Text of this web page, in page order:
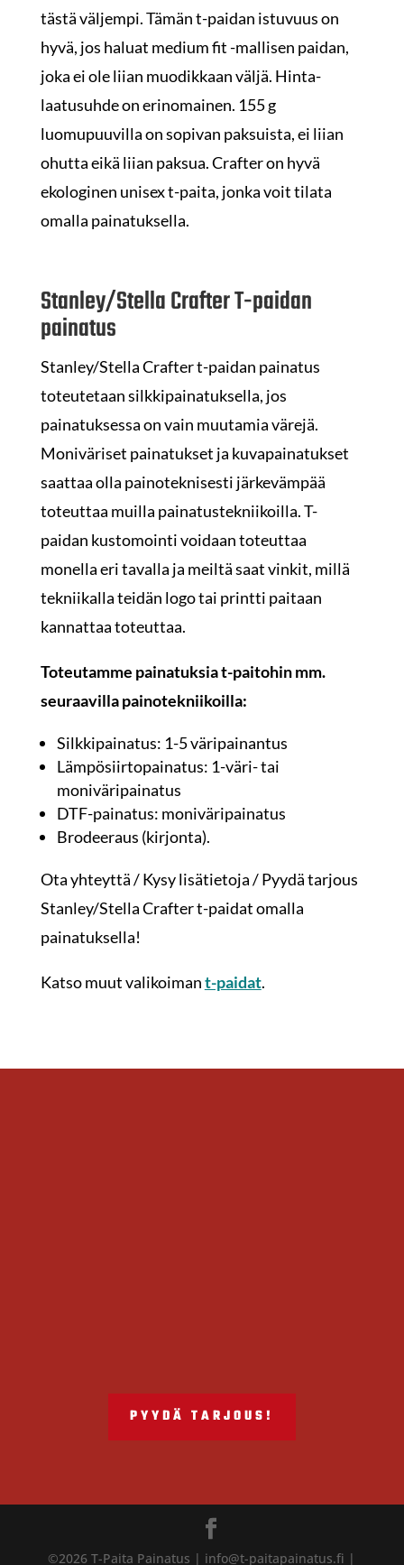
tästä väljempi. Tämän t-paidan istuvuus on
hyvä, jos haluat medium fit -mallisen paidan,
joka ei ole liian muodikkaan väljä. Hinta-
laatusuhde on erinomainen. 155 g
luomupuuvilla on sopivan paksuista, ei liian
ohutta eikä liian paksua. Crafter on hyvä
ekologinen unisex t-paita, jonka voit tilata
omalla painatuksella.
Stanley/Stella Crafter T-paidan
painatus
Stanley/Stella Crafter t-paidan painatus
toteutetaan silkkipainatuksella, jos
painatuksessa on vain muutamia värejä.
Moniväriset painatukset ja kuvapainatukset
saattaa olla painoteknisesti järkevämpää
toteuttaa muilla painatustekniikoilla. T-
paidan kustomointi voidaan toteuttaa
monella eri tavalla ja meiltä saat vinkit, millä
tekniikalla teidän logo tai printti paitaan
kannattaa toteuttaa.
Toteutamme painatuksia t-paitohin mm.
seuraavilla painotekniikoilla:
Silkkipainatus: 1-5 väripainantus
Lämpösiirtopainatus: 1-väri- tai
moniväripainatus
DTF-painatus: moniväripainatus
Brodeeraus (kirjonta).
Ota yhteyttä / Kysy lisätietoja / Pyydä tarjous
Stanley/Stella Crafter t-paidat omalla
painatuksella!
Katso muut valikoimant-paidat.
PYYDÄ TARJOUS!
©2026 T-Paita Painatus | info@t-paitapainatus.fi |